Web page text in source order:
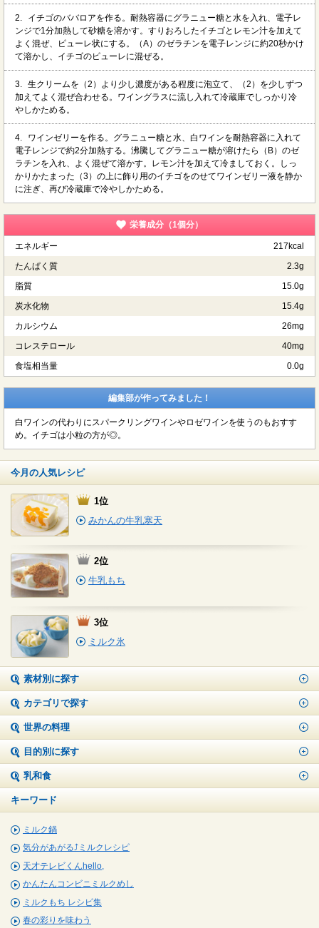
2.
イチゴのババロアを作る。耐熱容器にグラニュー糖と水を入れ、電子レ
ンジで1分加熱して砂糖を溶かす。すりおろしたイチゴとレモン汁を加えて
よく混ぜ、ピューレ状にする。（A）のゼラチンを電子レンジに約20秒かけ
て溶かし、イチゴのピューレに混ぜる。
3. 生クリームを（2）より少し濃度がある程度に泡立て、（2）を少しずつ
加えてよく混ぜ合わせる。ワイングラスに流し入れて冷蔵庫でしっかり冷
やしかためる。
4.
ワインゼリーを作る。グラニュー糖と水、白ワインを耐熱容器に入れて
電子レンジで約2分加熱する。沸騰してグラニュー糖が溶けたら（B）のゼ
ラチンを入れ、よく混ぜて溶かす。レモン汁を加えて冷ましておく。しっ
かりかたまった（3）の上に飾り用のイチゴをのせてワインゼリー液を静か
に注ぎ、再び冷蔵庫で冷やしかためる。
栄養成分（1個分）
エネルギー
217kcal
たんぱく質
2.3g
脂質
15.0g
炭水化物
15.4g
カルシウム
26mg
コレステロール
40mg
食塩相当量
0.0g
編集部が作ってみました！
白ワインの代わりにスパークリングワインやロゼワインを使うのもおすす
め。イチゴは小粒の方が◎。
今月の人気レシピ
1位
みかんの牛乳寒天
2位
牛乳もち
3位
ミルク氷
素材別に探す
カテゴリで探す
世界の料理
目的別に探す
乳和食
キーワード
ミルク鍋
気分があがる⤴ミルクレシピ
天才テレビくんhello,
かんたんコンビニミルクめし
ミルクもち レシピ集
春の彩りを味わう